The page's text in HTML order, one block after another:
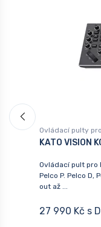
Ovládací pulty
KATO VISION
Ovládací pult pro
Pelco P. Pelco D,
out až ...
27 990 Kč s